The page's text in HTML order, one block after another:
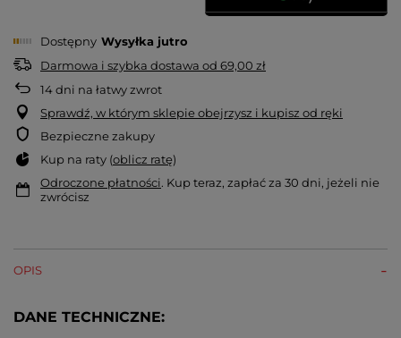
Dostępny Wysyłka jutro
Darmowa i szybka dostawa od 69,00 zł
14dni na łatwy zwrot
Sprawdź, w którym sklepie obejrzysz i kupisz od ręki
Bezpieczne zakupy
Kup na raty (oblicz ratę)
Odroczone płatności. Kup teraz, zapłać za 30 dni, jeżeli nie
zwrócisz
OPIS
DANE TECHNICZNE: